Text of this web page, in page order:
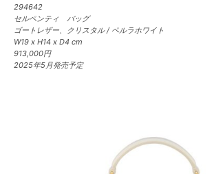
294642
セルペンティ バッグ
ゴートレザー、クリスタル / ペルラホワイト
W19 x H14 x D4 cm
913,000円
2025年5月発売予定